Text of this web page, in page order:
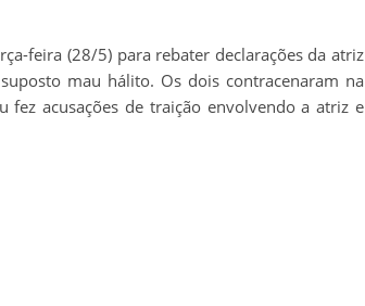
feira (28/5) para rebater declarações da atriz
mau hálito. Os dois contracenaram na
fez acusações de traição envolvendo a atriz e